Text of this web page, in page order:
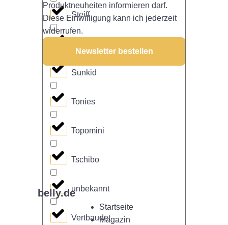
Steiff
Sunkid
Tonies
Topomini
Tschibo
unbekannt
Vertbaudet
Produktneuheiten informieren darf.
Diese Einwilligung kann ich jederzeit
widerrufen.
Newsletter bestellen
belly.de
Startseite
Magazin